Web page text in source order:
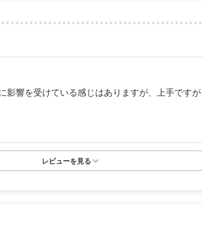
影響を受けている感じはありますが、上手です
レビューを見る